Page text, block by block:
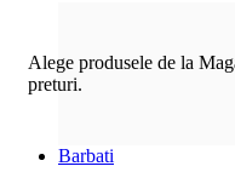
Alege produsele de la
preturi.
Barbati